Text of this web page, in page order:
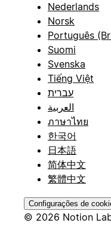
Nederlands
Norsk
Português
Suomi
Svenska
Tiếng Việt
עברית
العربية
ภาษาไทย
한국어
日本語
简体中文
繁體中文
Configurações de
© 2026 Notion